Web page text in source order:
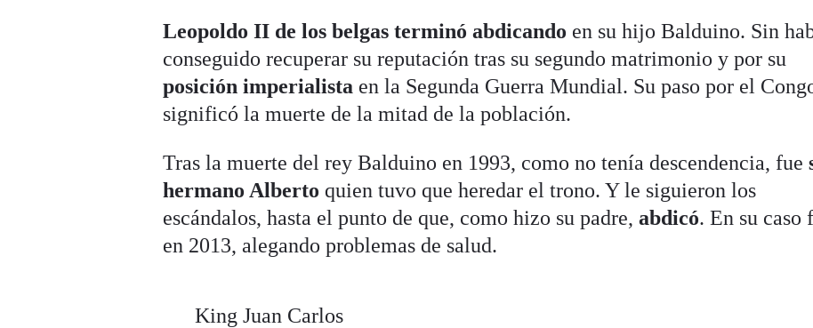
Leopoldo II de los belgas terminó abdicando en su hijo Balduino. Sin
conseguido recuperar su reputación tras su segundo matrimonio y por su
posición imperialista en la Segunda Guerra Mundial. Su paso por el
significó la muerte de la mitad de la población.
Tras la muerte del rey Balduino en 1993, como no tenía descendencia, fue
hermano Alberto quien tuvo que heredar el trono. Y le siguieron los
escándalos, hasta el punto de que, como hizo su padre,abdicó. En su caso
en 2013, alegando problemas de salud.
King Juan Carlos